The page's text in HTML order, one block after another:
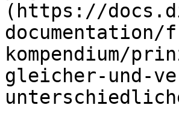
(https://
documentation/
kompendium/
gleicher-und-